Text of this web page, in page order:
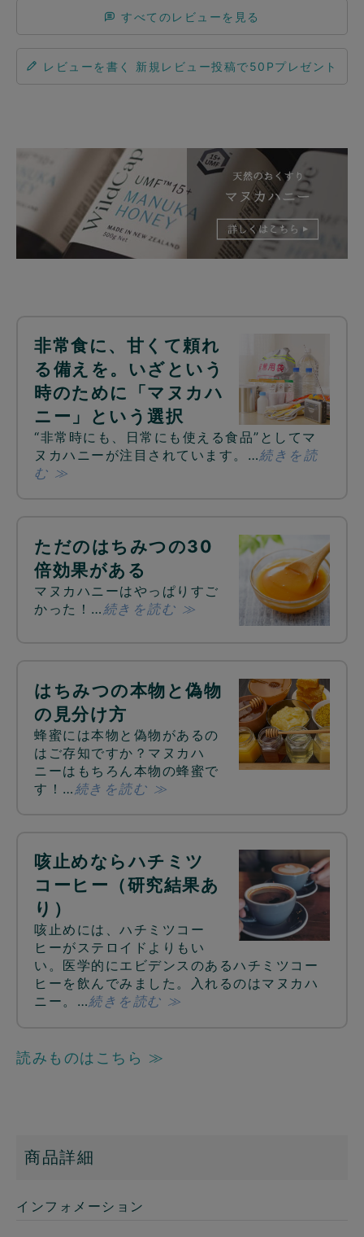
すべてのレビューを見る
レビューを書く
非常食に、甘くて頼れ
る備えを。いざという
時のために「マヌカハ
ニー」という選択
“非常時にも、日常にも使える食品”としてマ
ヌカハニーが注目されています。…続きを読
む ≫
ただのはちみつの30
倍効果がある
マヌカハニーはやっぱりすご
かった！… 続きを読む ≫
はちみつの本物と偽物
の見分け方
蜂蜜には本物と偽物があるの
はご存知ですか？マヌカハ
ニーはもちろん本物の蜂蜜で
す！… 続きを読む ≫
咳止めならハチミツ
コーヒー（研究結果あ
り）
咳止めには、ハチミツコー
ヒーがステロイドよりもい
い。医学的にエビデンスのあるハチミツコー
ヒーを飲んでみました。入れるのはマヌカハ
ニー。…続きを読む ≫
読みものはこちら ≫
商品詳細
インフォメーション